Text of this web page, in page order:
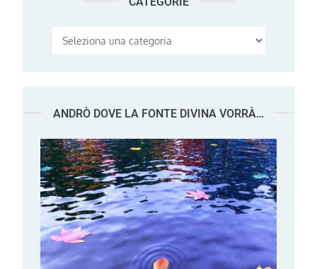
Categorie
ANDRÒ DOVE LA FONTE DIVINA VORRÀ…